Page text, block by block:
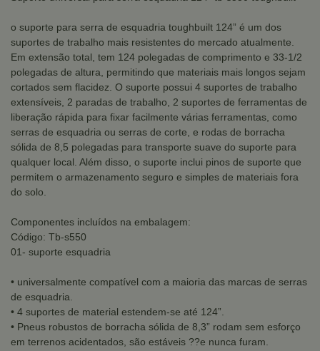
o suporte para serra de esquadria toughbuilt 124” é um dos
suportes de trabalho mais resistentes do mercado atualmente.
Em extensão total, tem 124 polegadas de comprimento e 33-1/2
polegadas de altura, permitindo que materiais mais longos sejam
cortados sem flacidez. O suporte possui 4 suportes de trabalho
extensíveis, 2 paradas de trabalho, 2 suportes de ferramentas de
liberação rápida para fixar facilmente várias ferramentas, como
serras de esquadria ou serras de corte, e rodas de borracha
sólida de 8,5 polegadas para transporte suave do suporte para
qualquer local. Além disso, o suporte inclui pinos de suporte que
permitem o armazenamento seguro e simples de materiais fora
do solo.
Componentes incluídos na embalagem:
Código: Tb-s550
01- suporte esquadria
• universalmente compatível com a maioria das marcas de serras
de esquadria.
• 4 suportes de material estendem-se até 124”.
• Pneus robustos de borracha sólida de 8,3” rodam sem esforço
em terrenos acidentados, são estáveis ??e nunca furam.